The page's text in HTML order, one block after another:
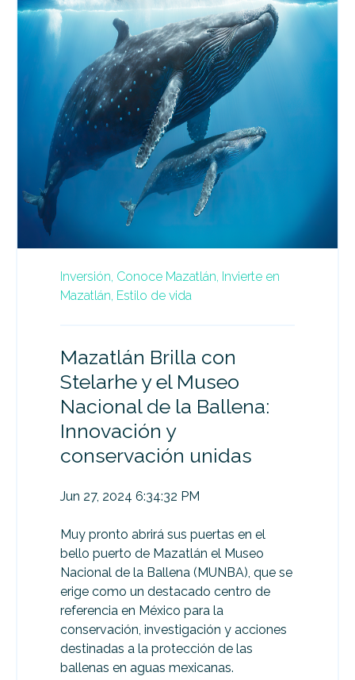
Inversión, Conoce Mazatlán, Invierte en
Mazatlán, Estilo de vida
Mazatlán Brilla con
Stelarhe y el Museo
Nacional de la Ballena:
Innovación y
conservación unidas
Jun 27, 2024 6:34:32 PM
Muy pronto abrirá sus puertas en el
bello puerto de Mazatlán el Museo
Nacional de la Ballena (MUNBA), que se
erige como un destacado centro de
referencia en México para la
conservación, investigación y acciones
destinadas a la protección de las
ballenas en aguas mexicanas.